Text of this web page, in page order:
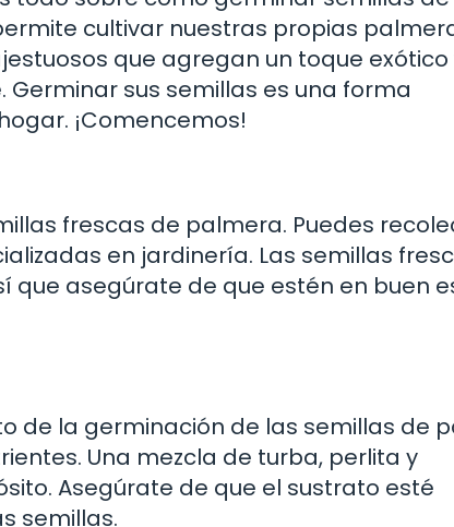
cultivar nuestras propias
que agregan un toque exótico
sus semillas es una forma
¡Comencemos!
frescas de palmera. Puedes
en jardinería. Las semillas
que asegúrate de que estén en buen
de la germinación de las semillas de
Una mezcla de turba, perlita y
Asegúrate de que el sustrato esté
semillas.